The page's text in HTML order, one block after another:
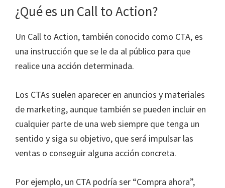
¿Qué es un Call to Action?
Un Call to Action, también conocido como CTA, es
una instrucción que se le da al público para que
realice una acción determinada.
Los CTAs suelen aparecer en anuncios y materiales
de marketing, aunque también se pueden incluir en
cualquier parte de una web siempre que tenga un
sentido y siga su objetivo, que será impulsar las
ventas o conseguir alguna acción concreta.
Por ejemplo, un CTA podría ser “Compra ahora”,